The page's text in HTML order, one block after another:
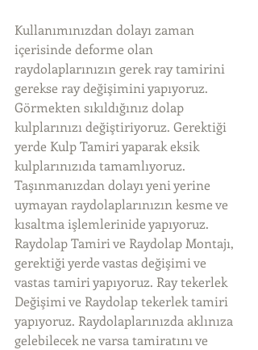
Kullanımınızdan dolayı zaman
içerisinde deforme olan
raydolaplarınızın gerek ray tamirini
gerekse ray değişimini yapıyoruz.
Görmekten sıkıldığınız dolap
kulplarınızı değiştiriyoruz. Gerektiği
yerde Kulp Tamiri yaparak eksik
kulplarınızıda tamamlıyoruz.
Taşınmanızdan dolayı yeni yerine
uymayan raydolaplarınızın kesme ve
kısaltma işlemlerinide yapıyoruz.
Raydolap Tamiri ve Raydolap Montajı,
gerektiği yerde vastas değişimi ve
vastas tamiri yapıyoruz. Ray tekerlek
Değişimi ve Raydolap tekerlek tamiri
yapıyoruz. Raydolaplarınızda aklınıza
gelebilecek ne varsa tamiratını ve